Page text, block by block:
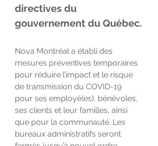
directives du
gouvernement du Québec.
Nova Montréal a établi des
mesures préventives temporaires
pour réduire l’impact et le risque
de transmission du COVID-19
pour ses employé(es), bénévoles,
ses clients et leur familles, ainsi
que pour la communauté. Les
bureaux administratifs seront